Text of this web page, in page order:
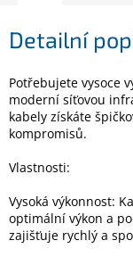
zahrada
Velké
spotřebiče
Počítače
a
notebooky
Detailní
Potřebujete vysoce
moderní síťovou
kabely získáte
kompromisů.
Vlastnosti:
Vysoká výkonnost:
optimální výkon a
zajišťuje rychlý a